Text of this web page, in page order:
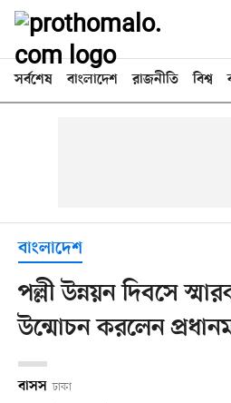
সর্বশেষ বাংলাদেশ রাজনীতি বিশ্ব
বাংলাদেশ
পল্লী উন্নয়ন দিবসে
উন্মোচন করলেন
বাসস ঢাকা